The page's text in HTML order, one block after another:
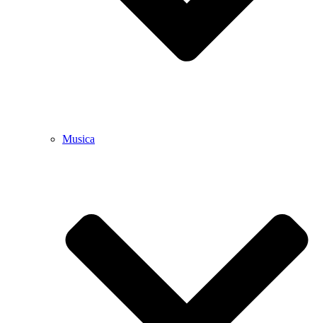
Musica